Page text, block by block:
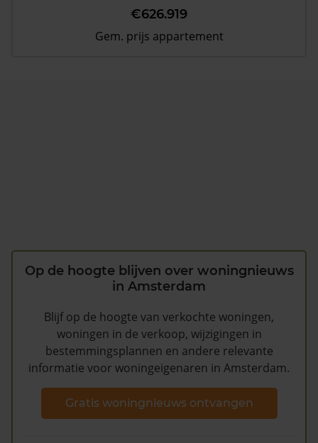
€626.919
Gem. prijs appartement
Op de hoogte blijven over woningnieuws
in Amsterdam
Blijf op de hoogte van verkochte woningen,
woningen in de verkoop, wijzigingen in
bestemmingsplannen en andere relevante
informatie voor woningeigenaren in Amsterdam.
Gratis woningnieuws ontvangen